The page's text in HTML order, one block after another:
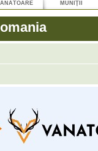
muniţii